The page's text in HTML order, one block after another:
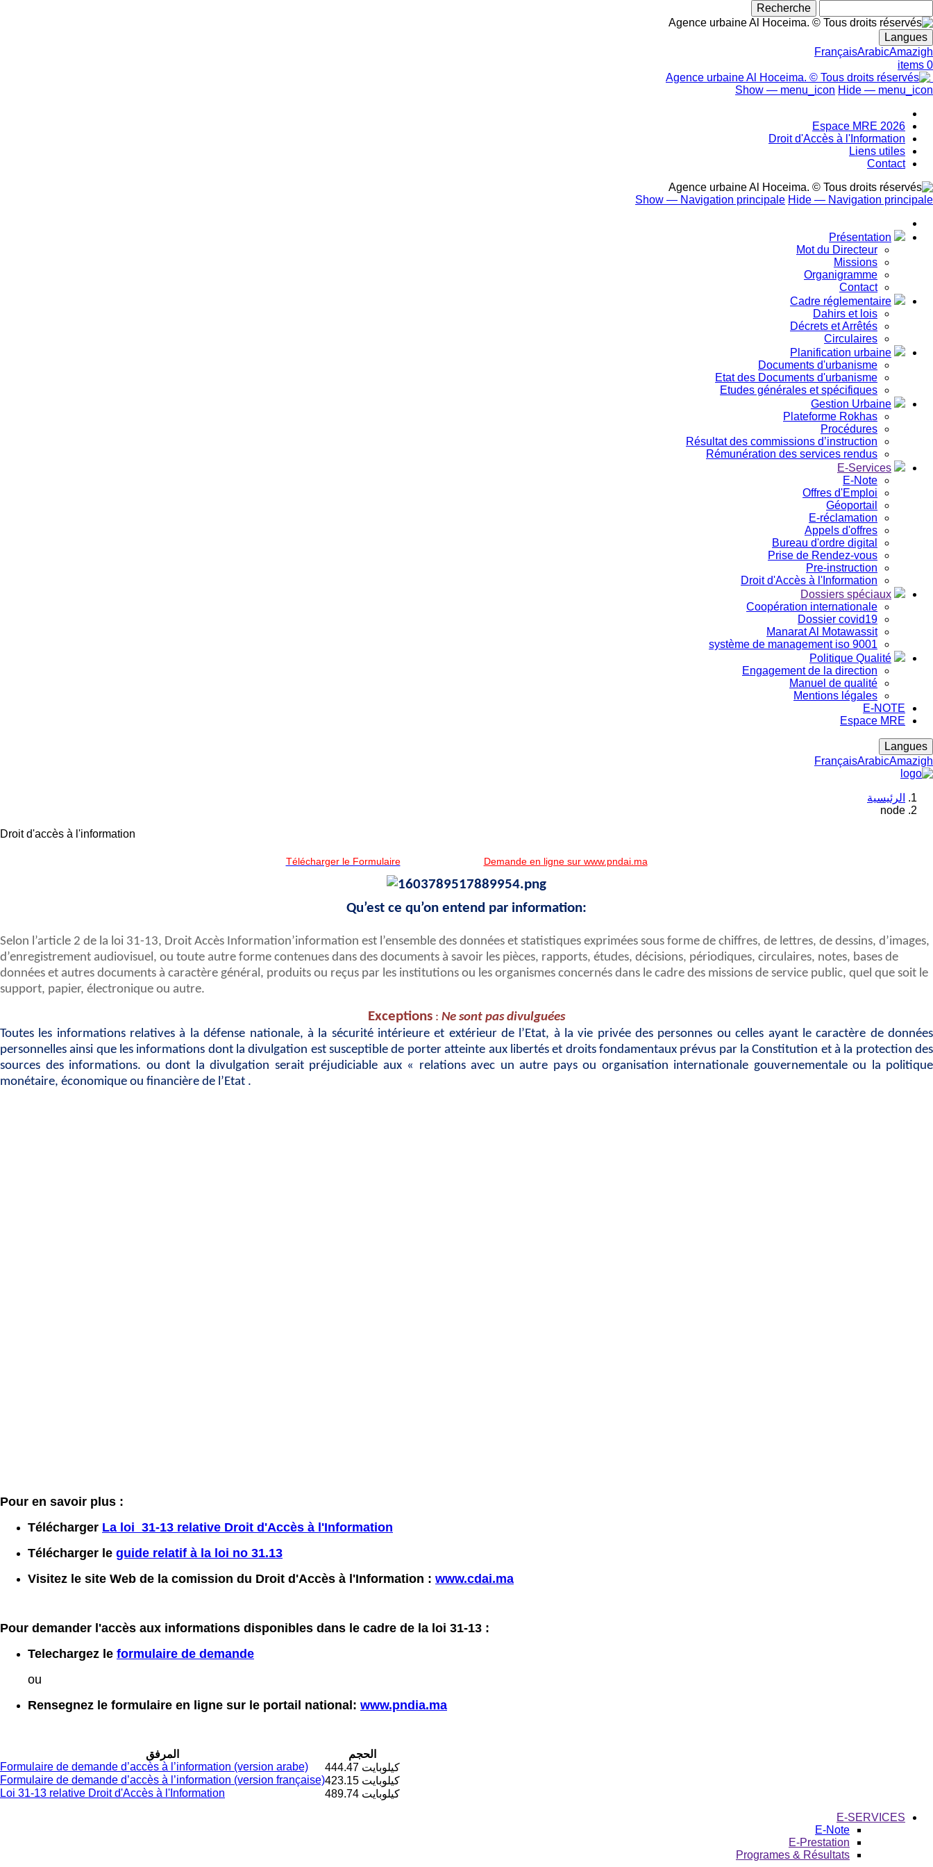
Langues
FrançaisArabicAmazigh
0 items
Show — menu_icon Hide — menu_icon
Espace MRE 2026
Droit d'Accès à l'Information
Liens utiles
Contact
principale
Show — Navigation principale Hide — Navigation principale
Présentation
Mot du Directeur
Missions
Organigramme
Contact
Cadre réglementaire
Dahirs et lois
Décrets et Arrêtés
Circulaires
Planification urbaine
Documents d'urbanisme
Etat des Documents d'urbanisme
Etudes générales et spécifiques
Gestion Urbaine
Plateforme Rokhas
Procédures
Résultat des commissions d’instruction
Rémunération des services rendus
E-Services
E-Note
Offres d'Emploi
Géoportail
E-réclamation
Appels d'offres
Bureau d'ordre digital
Prise de Rendez-vous
Pre-instruction
Droit d'Accès à l'Information
Dossiers spéciaux
Coopération internationale
Dossier covid19
Manarat Al Motawassit
système de management iso 9001
Politique Qualité
Engagement de la direction
Manuel de qualité
Mentions légales
E-NOTE
Espace MRE
Langues
FrançaisArabicAmazigh
Breadcrumb
الرئيسية
node
Droit d'accès à l'information
Télécharger le Formulaire Demande en ligne sur www.pndai.ma
Qu’est ce qu’on entend par information:
Selon l’article 2 de la loi 31-13, Droit Accès Information’information est l’ensemble des données et statistiques exprimées sous forme de chiffres, de lettres, de dessins, d’images,
d’enregistrement audiovisuel, ou toute autre forme contenues dans des documents à savoir les pièces, rapports, études, décisions, périodiques, circulaires, notes, bases de
données et autres documents à caractère général, produits ou reçus par les institutions ou les organismes concernés dans le cadre des missions de service public, quel que soit le
support, papier, électronique ou autre.
Exceptions : Ne sont pas divulguées
Toutes les informations relatives à la défense nationale, à la sécurité intérieure et extérieur de l’Etat, à la vie privée des personnes ou celles ayant le caractère de données
personnelles ainsi que les informations dont la divulgation est susceptible de porter atteinte aux libertés et droits fondamentaux prévus par la Constitution et à la protection des
sources des informations. ou dont la divulgation serait préjudiciable aux « relations avec un autre pays ou organisation internationale gouvernementale ou la politique
monétaire, économique ou financière de l’Etat .
Pour en savoir plus :
Télécharger La loi 31-13 relative Droit d'Accès à l'Information
Télécharger le guide relatif à la loi no 31.13
Visitez le site Web de la comission du Droit d'Accès à l'Information : www.cdai.ma
Pour demander l'accès aux informations disponibles dans le cadre de la loi 31-13 :
Telechargez le formulaire de demande
ou
Rensegnez le formulaire en ligne sur le portail national: www.pndia.ma
المرفق
الحجم
Formulaire de demande d’accès à l’information (version arabe)
444.47 كيلوبايت
Formulaire de demande d’accès à l’information (version française)
423.15 كيلوبايت
Loi 31-13 relative Droit d'Accès à l'Information
489.74 كيلوبايت
E-SERVICES
E-Note
E-Prestation
Programes & Résultats